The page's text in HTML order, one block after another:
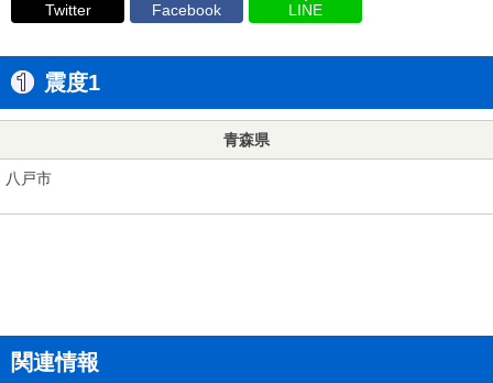
Twitter Facebook LINE
震度1
青森県
八戸市
関連情報